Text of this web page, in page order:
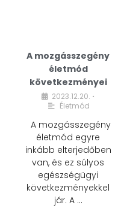
A mozgásszegény
életmód
következményei
2023.12.20. •
Életmód
A mozgásszegény
életmód egyre
inkább elterjedőben
van, és ez súlyos
egészségügyi
következményekkel
jár. A …